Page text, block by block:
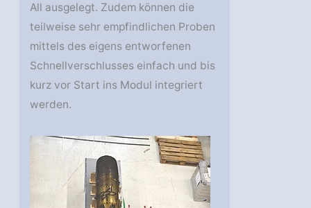
All ausgelegt. Zudem können die
teilweise sehr empfindlichen Proben
mittels des eigens entworfenen
Schnellverschlusses einfach und bis
kurz vor Start ins Modul integriert
werden.